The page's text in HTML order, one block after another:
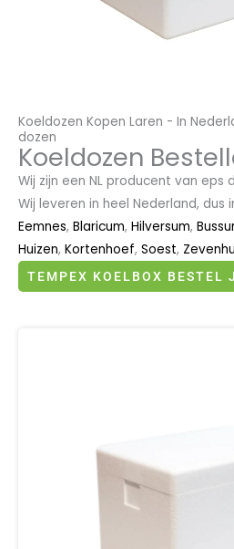
Koeldozen Kopen Laren - In
dozen
Koeldozen
Wij zijn een NL producent van eps
Wij leveren in heel Nederland, dus
Eemnes, Blaricum, Hilversum,
Huizen, Kortenhoef, Soest,
TEMPEX KOELBOX BESTEL